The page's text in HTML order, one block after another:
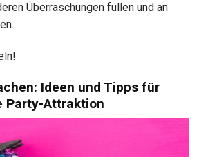
Überraschungen füllen und an
Ideen und Tipps für
Party-Attraktion